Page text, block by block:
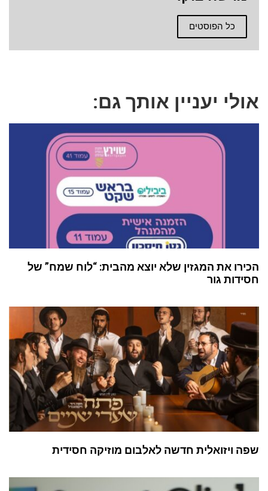
כל הפוסטים
אולי יעניין אותך גם:
הכירו את המגזין שלא יוצא מהבית: “לוח שמח” של
חסידות גור
שפה ויזואלית חדשה לאלבום מוזיקה חסידית